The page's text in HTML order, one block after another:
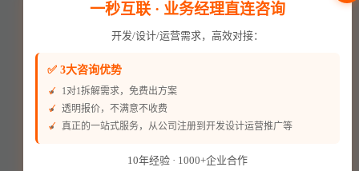
一秒互联 · 业务经理直连咨询
开发/设计/运营需求，高效对接：
✅ 3大咨询优势
1对1拆解需求，免费出方案
透明报价，不满意不收费
真正的一站式服务，从公司注册到开发设计运营推广等
10年经验 · 1000+企业合作